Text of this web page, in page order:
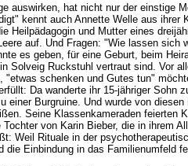
auswirken, hat nicht nur der einstige
kennt auch Annette Welle aus ihrer
Heilpädagogin und Mutter eines
auf. Und Fragen: "Wie lassen sich
es geben, für eine Geburt, beim
Solveig Ruckstuhl vertraut sind. Vor
"etwas schenken und Gutes tun"
Da wanderte ihr 15-jähriger Sohn
einer Burgruine. Und wurde von
Seine Klassenkameraden feierten
von Karin Bieber, die in ihrem
Weil Rituale in der
die Einbindung in das Familienumfeld